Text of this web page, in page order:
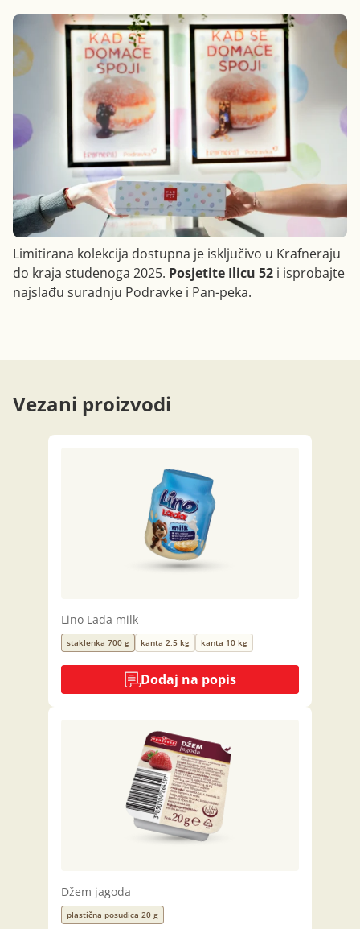
Limitirana kolekcija dostupna je isključivo u Krafneraju
do kraja studenoga 2025. Posjetite Ilicu 52 i isprobajte
najslađu suradnju Podravke i Pan-peka.
Vezani proizvodi
Lino Lada milk
staklenka 700 g kanta 2,5 kg kanta 10 kg
Dodaj na popis
Džem jagoda
plastična posudica 20 g